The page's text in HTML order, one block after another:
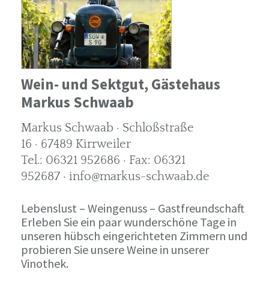
Wein- und Sektgut, Gästehaus
Markus Schwaab
Markus Schwaab · Schloßstraße
16 · 67489 Kirrweiler
Tel.: 06321 952686 · Fax: 06321
952687 · info@markus-schwaab.de
Lebenslust – Weingenuss – Gastfreundschaft
Erleben Sie ein paar wunderschöne Tage in
unseren hübsch eingerichteten Zimmern und
probieren Sie unsere Weine in unserer
Vinothek.